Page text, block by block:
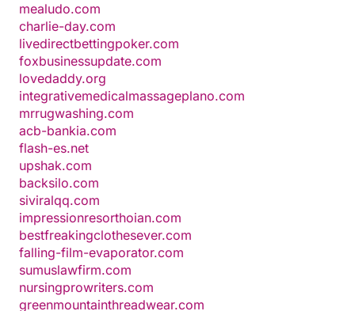
mealudo.com
charlie-day.com
livedirectbettingpoker.com
foxbusinessupdate.com
lovedaddy.org
integrativemedicalmassageplano.com
mrrugwashing.com
acb-bankia.com
flash-es.net
upshak.com
backsilo.com
siviralqq.com
impressionresorthoian.com
bestfreakingclothesever.com
falling-film-evaporator.com
sumuslawfirm.com
nursingprowriters.com
greenmountainthreadwear.com